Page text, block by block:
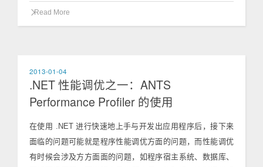
Read More
2013-01-04
.NET 性能调优之一：ANTS
Performance Profiler 的使用
在使用 .NET 进行快速地上手与开发出应用程序后，接下来
面临的问题可能就是程序性能调优方面的问题，而性能调优
有时候会涉及方方面面的问题，如程序宿主系统、数据库、